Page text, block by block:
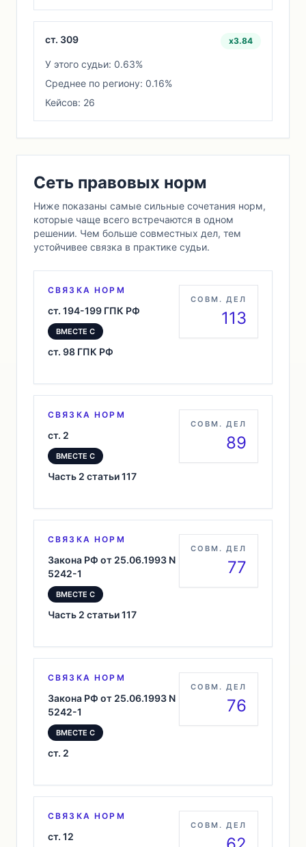
ст. 309 x3.84
У этого судьи: 0.63%
Среднее по региону: 0.16%
Кейсов: 26
Сеть правовых норм
Ниже показаны самые сильные сочетания норм,
которые чаще всего встречаются в одном
решении. Чем больше совместных дел, тем
устойчивее связка в практике судьи.
СВЯЗКА НОРМ
ст. 194-199 ГПК РФ
ВМЕСТЕ С
ст. 98 ГПК РФ
СОВМ. ДЕЛ
113
СВЯЗКА НОРМ
ст. 2
ВМЕСТЕ С
Часть 2 статьи 117
СОВМ. ДЕЛ
89
СВЯЗКА НОРМ
Закона РФ от 25.06.1993 N
5242-1
ВМЕСТЕ С
Часть 2 статьи 117
СОВМ. ДЕЛ
77
СВЯЗКА НОРМ
Закона РФ от 25.06.1993 N
5242-1
ВМЕСТЕ С
ст. 2
СОВМ. ДЕЛ
76
СВЯЗКА НОРМ
ст. 12
СОВМ. ДЕЛ